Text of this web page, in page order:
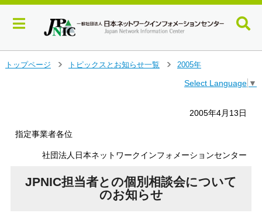
トップページ
トピックスとお知らせ一覧
2005年
Select Language ▼
2005年4月13日
指定事業者各位
社団法人日本ネットワークインフォメーションセンター
JPNIC担当者との個別相談会について
のお知らせ